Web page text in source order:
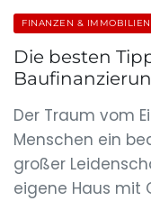
FINANZEN & IMMOBILIEN
Die besten
Der Traum vom
Menschen ein
großer
eigene Haus mit